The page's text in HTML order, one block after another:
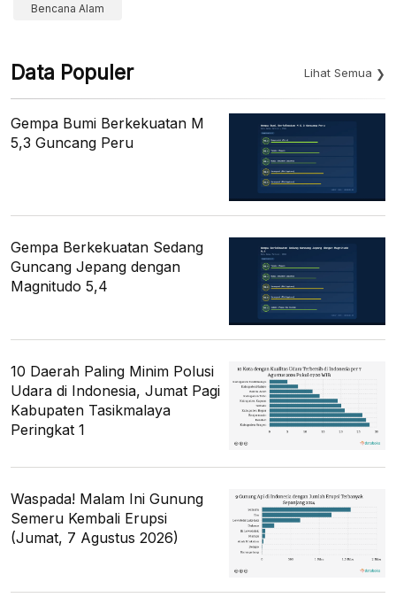
Bencana Alam
Data Populer Lihat Semua
Gempa Bumi Berkekuatan M
5,3 Guncang Peru
Gempa Berkekuatan Sedang
Guncang Jepang dengan
Magnitudo 5,4
10 Daerah Paling Minim Polusi
Udara di Indonesia, Jumat Pagi
Kabupaten Tasikmalaya
Peringkat 1
Waspada! Malam Ini Gunung
Semeru Kembali Erupsi
(Jumat, 7 Agustus 2026)